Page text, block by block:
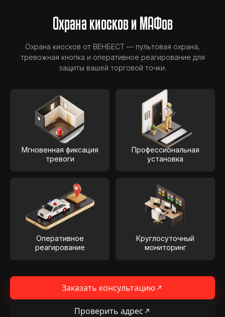
Охрана киосков и МАФов
Охрана киосков от ВЕНБЕСТ — пультовая охрана,
тревожная кнопка и оперативное реагирование для
защиты вашей торговой точки.
Мгновенная фиксация
тревоги
Профессиональная
установка
Оперативное
реагирование
Круглосуточный
мониторинг
Заказать консультацию
Проверить адрес